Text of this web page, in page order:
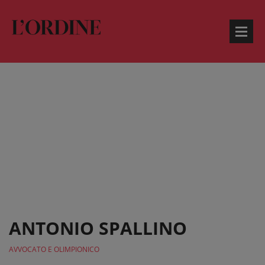
ANTONIO SPALLINO
AVVOCATO E OLIMPIONICO